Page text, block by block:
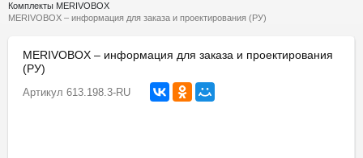
Комплекты MERIVOBOX
MERIVOBOX – информация для заказа и проектирования (РУ)
MERIVOBOX – информация для заказа и проектирования
(РУ)
Артикул 613.198.3-RU